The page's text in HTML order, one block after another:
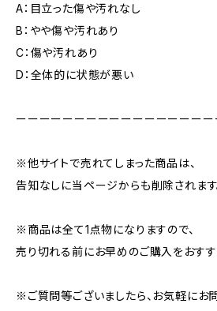
A：目立った傷や汚れなし
B：やや傷や汚れあり
C：傷や汚れあり
D：全体的に状態が悪い
ーーーーーーーーーーーーーーーーー
※他サイトで売れてしまった商品は、
告知なしに当ページからも削除されます
※商品は全て1点物になりますので、
売り切れる前にお早めのご購入をおすす
※ご質問等ございましたら、お気軽にお